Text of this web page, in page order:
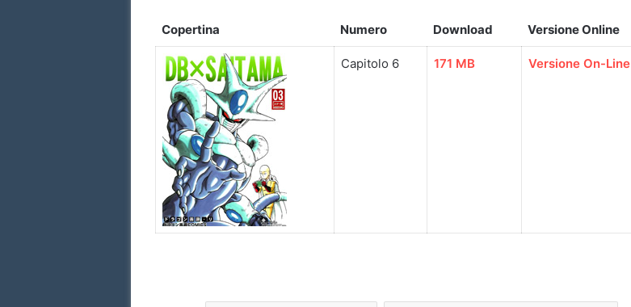
Copertina Numero Download Versione Online
Capitolo 6 171 MB Versione On-Line